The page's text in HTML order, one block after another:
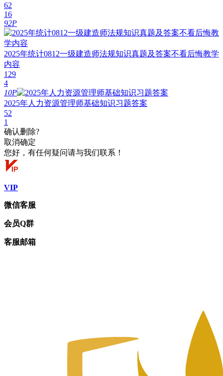
62
16
92P
2025年统计0812一级建造师法规知识真题及答案不看后悔教学
内容
129
4
10P
2025年人力资源管理师基础知识习题答案
52
1
确认删除?
取消确定
您好，有任何疑问请与我们联系！
VIP
微信客服
会员Q群
客服邮箱